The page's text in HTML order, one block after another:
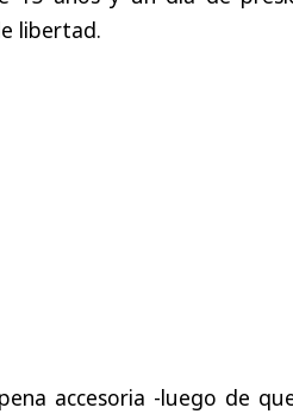
libertad.
accesoria -luego de